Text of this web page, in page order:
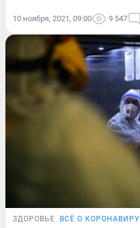
10 ноября, 2021, 09:00 9 547
ЗДОРОВЬЕ ВСЁ О